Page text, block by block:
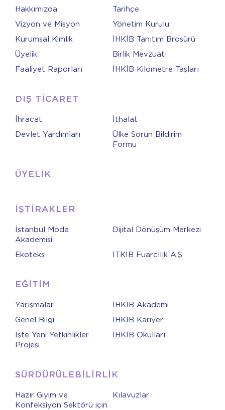
Hakkımızda
Tarihçe
Vizyon ve Misyon
Yönetim Kurulu
Kurumsal Kimlik
İHKİB Tanıtım Broşürü
Üyelik
Birlik Mevzuatı
Faaliyet Raporları
İHKİB Kilometre Taşları
DIŞ TİCARET
İhracat
İthalat
Devlet Yardımları
Ülke Sorun Bildirim
Formu
ÜYELİK
İŞTİRAKLER
İstanbul Moda
Akademisi
Dijital Dönüşüm Merkezi
Ekoteks İTKİB Fuarcılık A.Ş.
EĞİTİM
Yarışmalar
İHKİB Akademi
Genel Bilgi
İHKİB Kariyer
İşte Yeni Yetkinlikler
Projesi
İHKİB Okulları
SÜRDÜRÜLEBİLİRLİK
Hazır Giyim ve
Konfeksiyon Sektörü için
Kılavuzlar